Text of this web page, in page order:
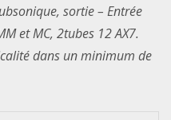
sortie – Entrée
et MC, 2tubes 12 AX7.
dans un minimum de